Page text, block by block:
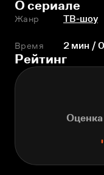
О сериале
Жанр ТВ-шоу
Время 2 мин /
Рейтинг